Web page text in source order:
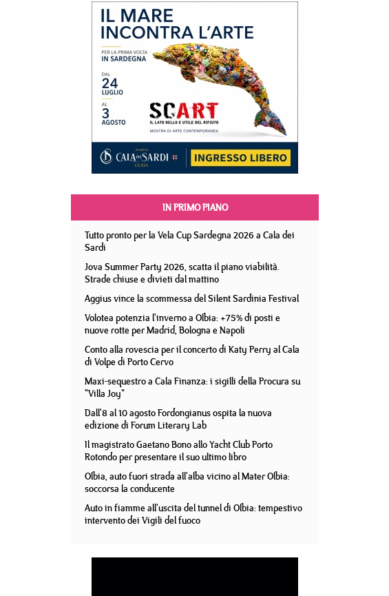
IN PRIMO PIANO
Tutto pronto per la Vela Cup Sardegna 2026 a Cala dei
Sardi
Jova Summer Party 2026, scatta il piano viabilità.
Strade chiuse e divieti dal mattino
Aggius vince la scommessa del Silent Sardinia Festival
Volotea potenzia l'inverno a Olbia: +75% di posti e
nuove rotte per Madrid, Bologna e Napoli
Conto alla rovescia per il concerto di Katy Perry al Cala
di Volpe di Porto Cervo
Maxi-sequestro a Cala Finanza: i sigilli della Procura su
"Villa Joy"
Dall'8 al 10 agosto Fordongianus ospita la nuova
edizione di Forum Literary Lab
Il magistrato Gaetano Bono allo Yacht Club Porto
Rotondo per presentare il suo ultimo libro
Olbia, auto fuori strada all'alba vicino al Mater Olbia:
soccorsa la conducente
Auto in fiamme all'uscita del tunnel di Olbia: tempestivo
intervento dei Vigili del fuoco